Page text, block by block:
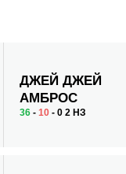
ДЖЕЙ ДЖЕЙ
АМБРОС
36 -10 - 0 2 НЗ